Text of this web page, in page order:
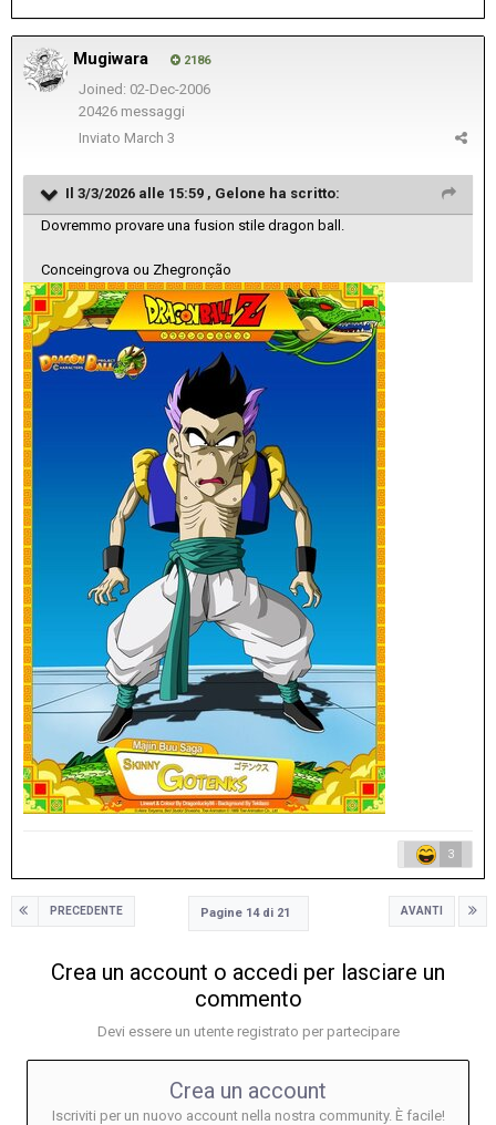
Mugiwara 2186
Joined: 02-Dec-2006
20426 messaggi
Inviato March 3
Il 3/3/2026 alle 15:59 , Gelone ha scritto:
Dovremmo provare una fusion stile dragon ball.
Conceingrova ou Zhegronção
3
PRECEDENTE AVANTI
Pagine 14 di 21
Crea un account o accedi per lasciare un
commento
Devi essere un utente registrato per partecipare
Crea un account
Iscriviti per un nuovo account nella nostra community. È facile!